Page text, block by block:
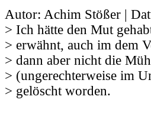
Autor: Achim Stößer |
> Ich hätte den Mut
> erwähnt, auch im dem
> dann aber nicht die
> (ungerechterweise im
> gelöscht worden.